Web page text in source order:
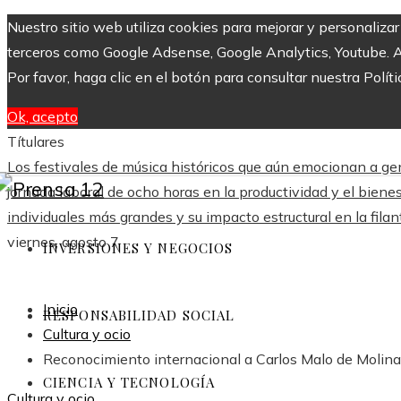
Nuestro sitio web utiliza cookies para mejorar y
terceros como Google Adsense, Google Analytics,
Por favor, haga clic en el botón para consultar nuestra
Ok, acepto
Títulares
Los festivales de música históricos que aún emocionan a
jornada laboral de ocho horas en la productividad y el
individuales más grandes y su impacto estructural en la
viernes, agosto 7
INVERSIONES Y NEGOCIOS
RESPONSABILIDAD SOCIAL
CIENCIA Y TECNOLOGÍA
Inicio
Cultura y ocio
Reconocimiento internacional a Carlos Malo de